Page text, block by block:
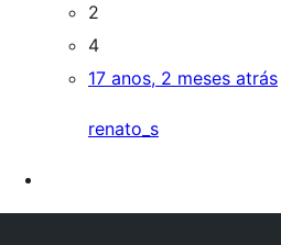
2
4
17 anos, 2 meses atrás
renato_s